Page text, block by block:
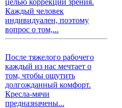
целью коррекции зрения.
Каждый человек
индивидуален, поэтому
вопрос о том,...
После тяжелого рабочего
каждый из нас мечтает о
том, чтобы ощутить
долгожданный комфорт.
Кресла-мячи
предназначены...